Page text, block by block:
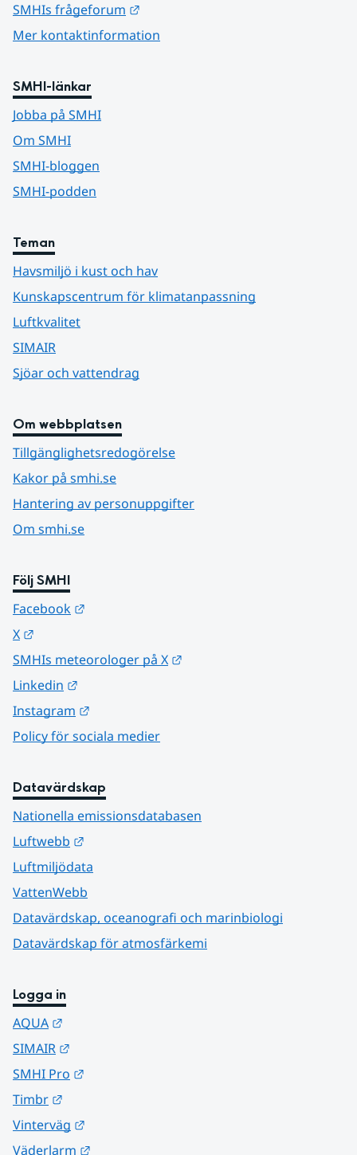
SMHIs frågeforum
Mer kontaktinformation
SMHI-länkar
Jobba på SMHI
Om SMHI
SMHI-bloggen
SMHI-podden
Teman
Havsmiljö i kust och hav
Kunskapscentrum för klimatanpassning
Luftkvalitet
SIMAIR
Sjöar och vattendrag
Om webbplatsen
Tillgänglighetsredogörelse
Kakor på smhi.se
Hantering av personuppgifter
Om smhi.se
Följ SMHI
Facebook
X
SMHIs meteorologer på X
Linkedin
Instagram
Policy för sociala medier
Datavärdskap
Nationella emissionsdatabasen
Luftwebb
Luftmiljödata
VattenWebb
Datavärdskap, oceanografi och marinbiologi
Datavärdskap för atmosfärkemi
Logga in
AQUA
SIMAIR
SMHI Pro
Timbr
Vinterväg
Väderlarm